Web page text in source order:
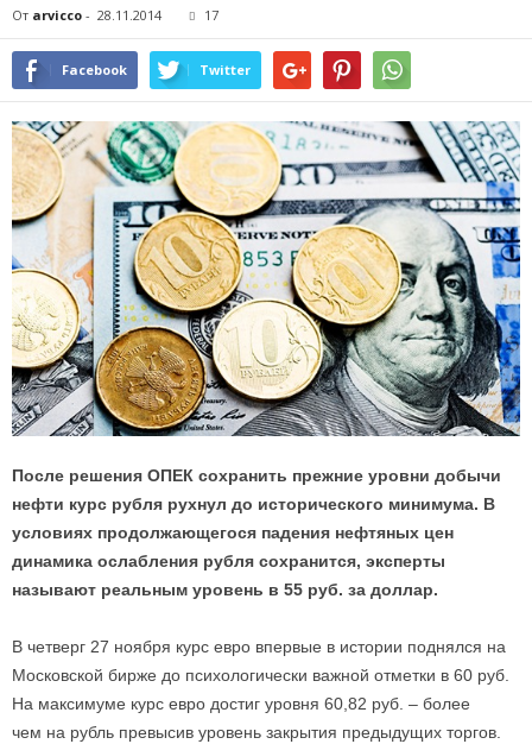
От arvicco - 28.11.2014 17
Facebook Twitter
После решения ОПЕК сохранить прежние уровни добычи
нефти курс рубля рухнул до исторического минимума. В
условиях продолжающегося падения нефтяных цен
динамика ослабления рубля сохранится, эксперты
называют реальным уровень в 55 руб. за доллар.
В четверг 27 ноября курс евро впервые в истории поднялся на
Московской бирже до психологически важной отметки в 60 руб.
На максимуме курс евро достиг уровня 60,82 руб. – более
чем на рубль превысив уровень закрытия предыдущих торгов.